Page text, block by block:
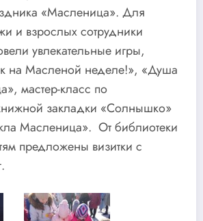
«Масленица». Для
и взрослых сотрудники
увлекательные игры,
на Масленой неделе!», «Душа
мастер-класс по
закладки «Солнышко»
Масленица». От библиотеки
предложены визитки с